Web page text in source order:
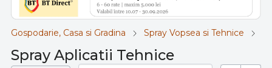
Gospodarie, Casa si Gradina Spray Vopsea si Tehnice
Spray Aplicatii Tehnice